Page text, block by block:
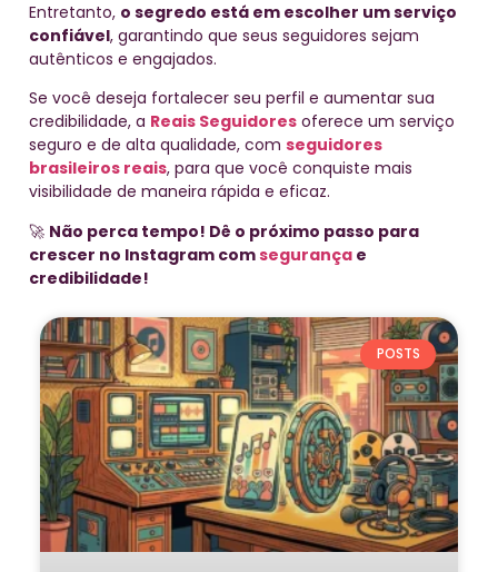
Entretanto, o segredo está em escolher um serviço
confiável, garantindo que seus seguidores sejam
autênticos e engajados.
Se você deseja fortalecer seu perfil e aumentar sua
credibilidade, a Reais Seguidores oferece um serviço
seguro e de alta qualidade, com seguidores
brasileiros reais, para que você conquiste mais
visibilidade de maneira rápida e eficaz.
🚀 Não perca tempo! Dê o próximo passo para
crescer no Instagram comsegurança e
credibilidade!
POSTS